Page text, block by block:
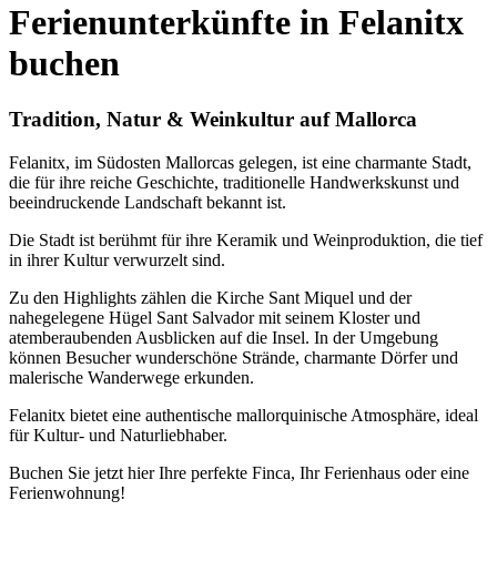
Ferienunterkünfte in Felanitx
buchen
Tradition, Natur & Weinkultur auf Mallorca
Felanitx, im Südosten Mallorcas gelegen, ist eine charmante Stadt,
die für ihre reiche Geschichte, traditionelle Handwerkskunst und
beeindruckende Landschaft bekannt ist.
Die Stadt ist berühmt für ihre Keramik und Weinproduktion, die tief
in ihrer Kultur verwurzelt sind.
Zu den Highlights zählen die Kirche Sant Miquel und der
nahegelegene Hügel Sant Salvador mit seinem Kloster und
atemberaubenden Ausblicken auf die Insel. In der Umgebung
können Besucher wunderschöne Strände, charmante Dörfer und
malerische Wanderwege erkunden.
Felanitx bietet eine authentische mallorquinische Atmosphäre, ideal
für Kultur- und Naturliebhaber.
Buchen Sie jetzt hier Ihre perfekte Finca, Ihr Ferienhaus oder eine
Ferienwohnung!